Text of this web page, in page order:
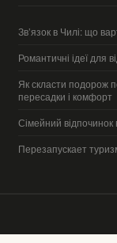
Зв’язок в Чилі: що
Романтичні ідеї для
Як скласти подорож
пересадки і комфорт
Сімейний відпочинок
Перезапускает